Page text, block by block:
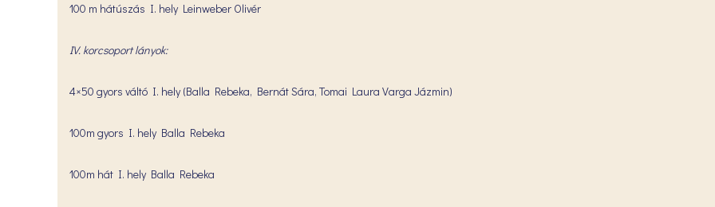
100 m hátúszás I. hely Leinweber Olivér
IV. korcsoport lányok:
4×50 gyors váltó I. hely (Balla Rebeka, Bernát Sára, Tomai Laura Varga Jázmin)
100m gyors I. hely Balla Rebeka
100m hát I. hely Balla Rebeka